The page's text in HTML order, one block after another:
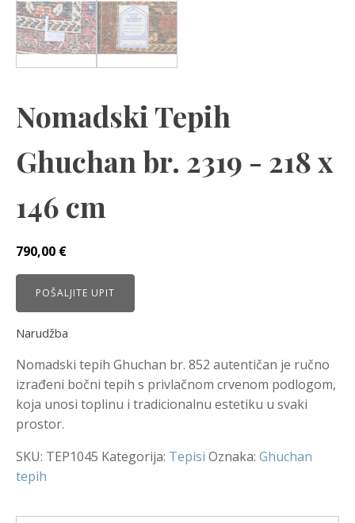
Nomadski Tepih
Ghuchan br. 2319 - 218 x
146 cm
790,00 €
POŠALJITE UPIT
Narudžba
Nomadski tepih Ghuchan br. 852 autentičan je ručno
izrađeni bočni tepih s privlačnom crvenom podlogom,
koja unosi toplinu i tradicionalnu estetiku u svaki
prostor.
SKU: TEP1045 Kategorija: Tepisi Oznaka: Ghuchan
tepih